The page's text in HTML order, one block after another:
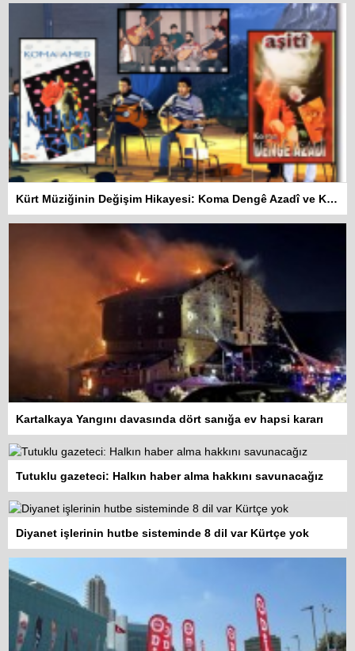
Kürt Müziğinin Değişim Hikayesi: Koma Dengê Azadî ve Koma Amed
Kartalkaya Yangını davasında dört sanığa ev hapsi kararı
Tutuklu gazeteci: Halkın haber alma hakkını savunacağız
Diyanet işlerinin hutbe sisteminde 8 dil var Kürtçe yok